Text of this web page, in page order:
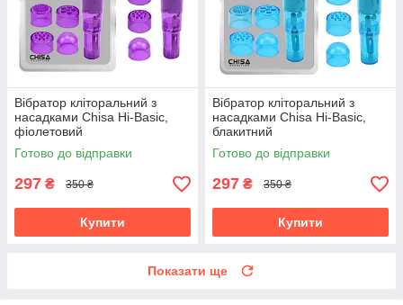
Вібратор кліторальний з
насадками Chisa Hi-Basic,
фіолетовий
Готово до відправки
297 ₴ 350 ₴
Купити
Вібратор кліторальний з
насадками Chisa Hi-Basic,
блакитний
Готово до відправки
297 ₴ 350 ₴
Купити
Показати ще